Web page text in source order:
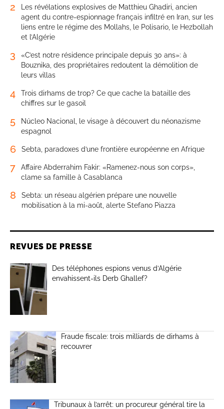
2
Les révélations explosives de Matthieu Ghadiri, ancien
agent du contre-espionnage français infiltré en Iran, sur les
liens entre le régime des Mollahs, le Polisario, le Hezbollah
et l’Algérie
3
«C’est notre résidence principale depuis 30 ans»: à
Bouznika, des propriétaires redoutent la démolition de
leurs villas
4
Trois dirhams de trop? Ce que cache la bataille des
chiffres sur le gasoil
5
Núcleo Nacional, le visage à découvert du néonazisme
espagnol
6 Sebta, paradoxes d’une frontière européenne en Afrique
7
Affaire Abderrahim Fakir: «Ramenez-nous son corps»,
clame sa famille à Casablanca
8
Sebta: un réseau algérien prépare une nouvelle
mobilisation à la mi-août, alerte Stefano Piazza
REVUES DE PRESSE
Des téléphones espions venus d’Algérie
envahissent-ils Derb Ghallef?
Fraude fiscale: trois milliards de dirhams à
recouvrer
Tribunaux à l’arrêt: un procureur général tire la